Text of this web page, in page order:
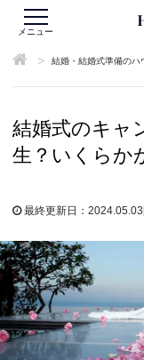
メニュー
> 結婚・結婚式準備のハ
結婚式のキャ
生？いくらか
最終更新日：2024.05.03